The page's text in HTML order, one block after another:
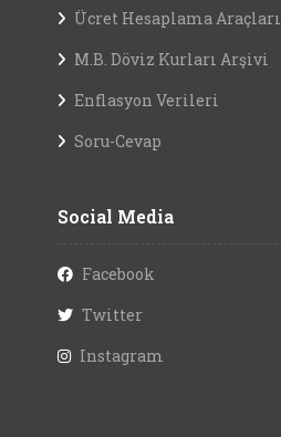
Ücret Hesaplama Araçları
M.B. Döviz Kurları Arşivi
Enflasyon Verileri
Soru-Cevap
Social Media
Facebook
Twitter
Instagram